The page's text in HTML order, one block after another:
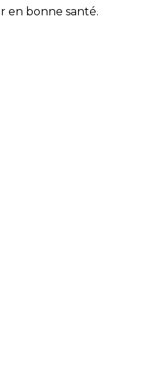
en bonne santé.